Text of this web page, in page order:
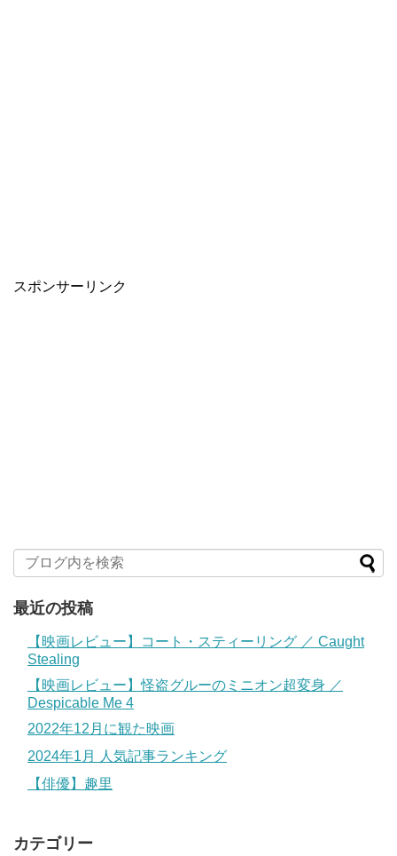
スポンサーリンク
最近の投稿
【映画レビュー】コート・スティーリング ／ Caught
Stealing
【映画レビュー】怪盗グルーのミニオン超変身 ／
Despicable Me 4
2022年12月に観た映画
2024年1月 人気記事ランキング
【俳優】趣里
カテゴリー